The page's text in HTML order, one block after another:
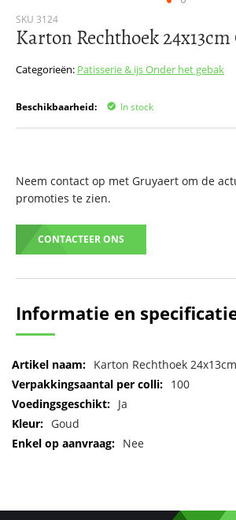
SKU 3124
Karton Rechthoek
Categorieën: Patisserie & ijsOnder het gebak
Beschikbaarheid: In stock
Neem contact op met Gruyaert om de
promoties te zien.
CONTACTEER ONS
Ga
naar
begin
afbeeldingen-
gallerij
Informatie en
Meer
informatie
Karton Rechthoek
100
Ja
Goud
Nee